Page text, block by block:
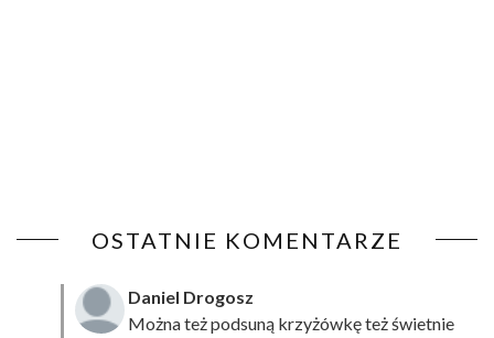
OSTATNIE KOMENTARZE
Daniel Drogosz
Można też podsuną krzyżówkęteż świetnie